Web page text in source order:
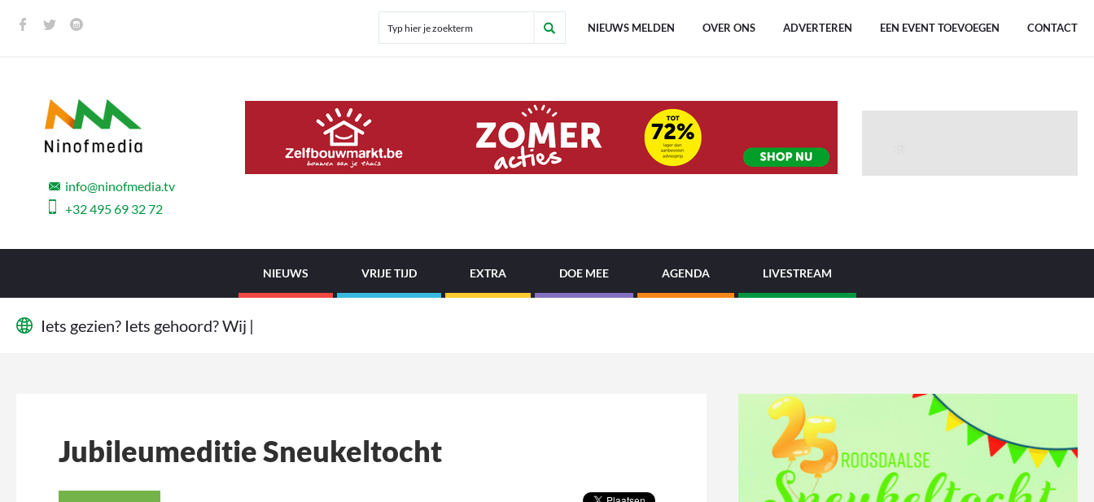
NIEUWS MELDEN OVER ONS ADVERTEREN EEN EVENT TOEVOEGEN CONTACT
info@ninofmedia.tv
+32 495 69 32 72
NIEUWS VRIJE TIJD EXTRA DOE MEE AGENDA LIVESTREAM
Iets gezien? Iets gehoord?Wij w
Jubileumeditie Sneukeltocht